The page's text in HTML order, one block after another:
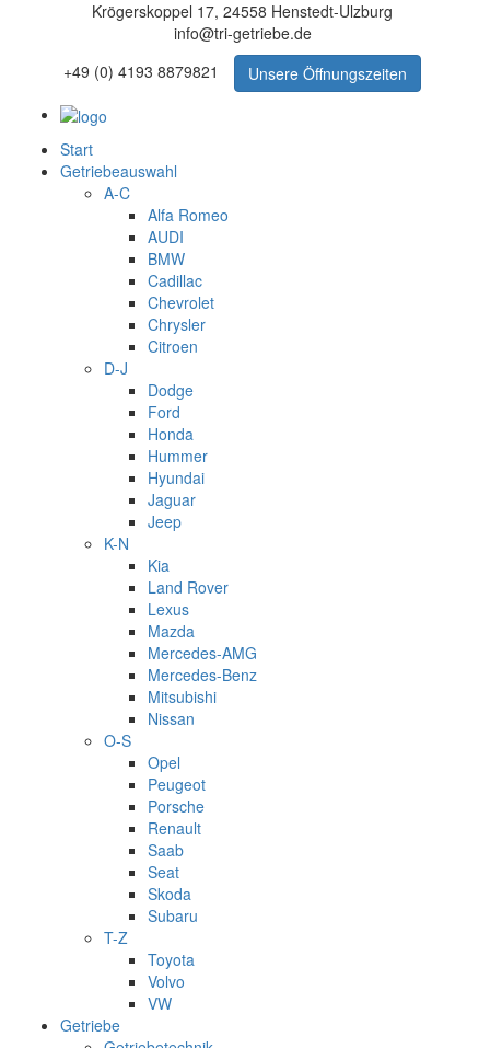
Krögerskoppel 17, 24558 Henstedt-Ulzburg
info@tri-getriebe.de
+49 (0) 4193 8879821
Unsere Öffnungszeiten
Start
Getriebeauswahl
A-C
Alfa Romeo
AUDI
BMW
Cadillac
Chevrolet
Chrysler
Citroen
D-J
Dodge
Ford
Honda
Hummer
Hyundai
Jaguar
Jeep
K-N
Kia
Land Rover
Lexus
Mazda
Mercedes-AMG
Mercedes-Benz
Mitsubishi
Nissan
O-S
Opel
Peugeot
Porsche
Renault
Saab
Seat
Skoda
Subaru
T-Z
Toyota
Volvo
VW
Getriebe